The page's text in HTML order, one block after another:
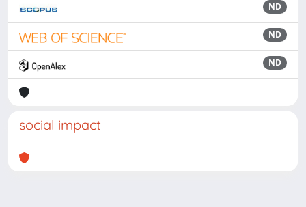
ND
ND
ND
social impact